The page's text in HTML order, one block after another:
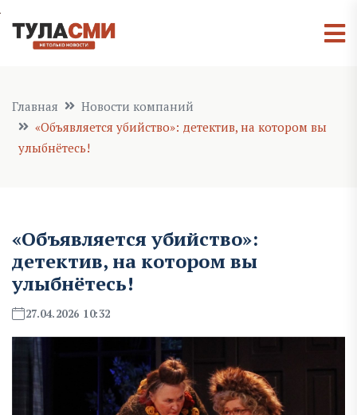
Главная
Новости компаний
«Объявляется убийство»: детектив, на котором вы
улыбнётесь!
«Объявляется убийство»:
детектив, на котором вы
улыбнётесь!
27.04.2026 10:32